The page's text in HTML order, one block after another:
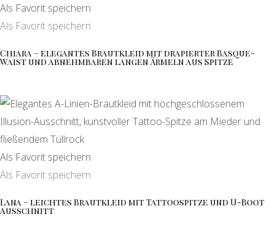
Als Favorit speichern
Als Favorit speichern
Chiara – elegantes Brautkleid mit drapierter Basque-
Waist und abnehmbaren langen Ärmeln aus Spitze
Als Favorit speichern
Als Favorit speichern
Lana – leichtes Brautkleid mit Tattoospitze und U-Boot
Ausschnitt